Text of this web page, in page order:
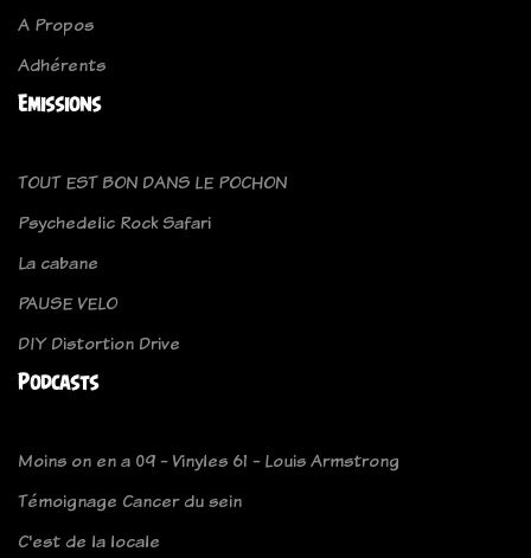
A Propos
Adhérents
Emissions
TOUT EST BON DANS LE POCHON
Psychedelic Rock Safari
La cabane
PAUSE VELO
DIY Distortion Drive
Podcasts
Moins on en a 09 - Vinyles 61 - Louis Armstrong
Témoignage Cancer du sein
C'est de la locale